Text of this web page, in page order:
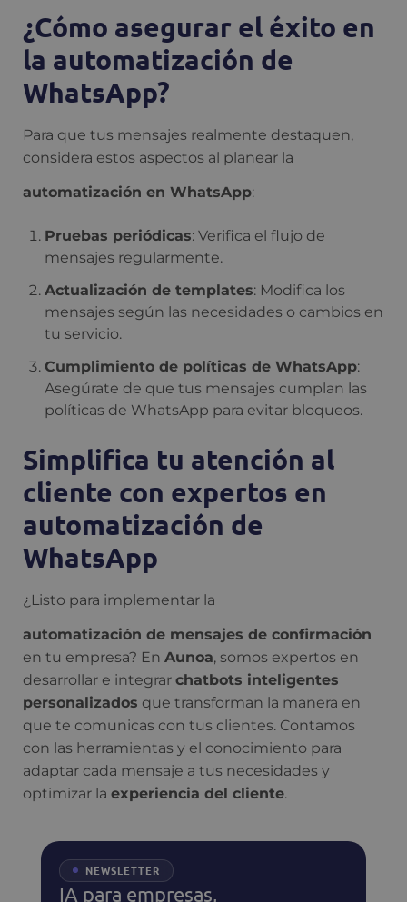
¿Cómo asegurar el éxito en
la automatización de
WhatsApp?
Para que tus mensajes realmente destaquen,
considera estos aspectos al planear la
automatización en WhatsApp:
Pruebas periódicas: Verifica el flujo de
mensajes regularmente.
Actualización de templates: Modifica los
mensajes según las necesidades o cambios en
tu servicio.
Cumplimiento de políticas de WhatsApp:
Asegúrate de que tus mensajes cumplan las
políticas de WhatsApp para evitar bloqueos.
Simplifica tu atención al
cliente con expertos en
automatización de
WhatsApp
¿Listo para implementar la
automatización de mensajes de confirmación
en tu empresa? En Aunoa, somos expertos en
desarrollar e integrar chatbots inteligentes
personalizados que transforman la manera en
que te comunicas con tus clientes. Contamos
con las herramientas y el conocimiento para
adaptar cada mensaje a tus necesidades y
optimizar la experiencia del cliente.
NEWSLETTER
IA para empresas,